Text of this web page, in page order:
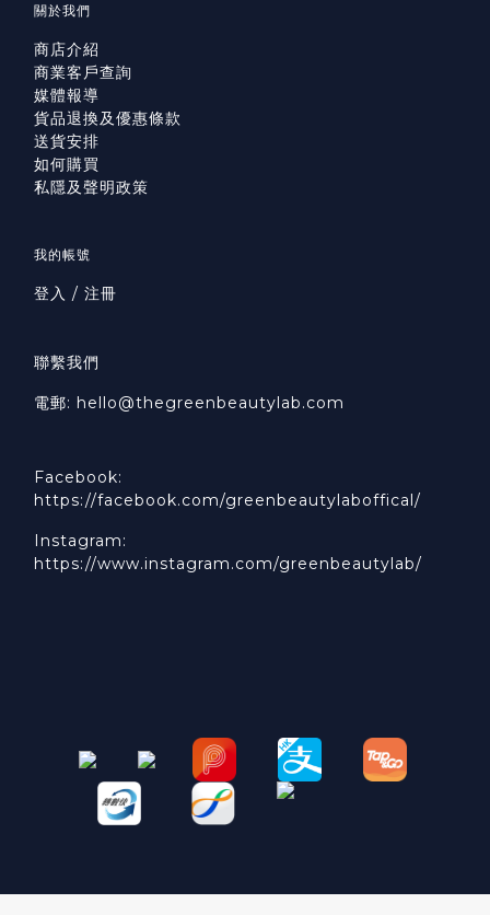
關於我們
商店介紹
商業客戶查詢
媒體報導
貨品退換及優惠條款
送貨安排
如何購買
私隱及聲明政策
我的帳號
登入 / 注冊
聯繫我們
電郵: hello@thegreenbeautylab.com
Facebook:
https://facebook.com/greenbeautylaboffical/
Instagram:
https://www.instagram.com/greenbeautylab/